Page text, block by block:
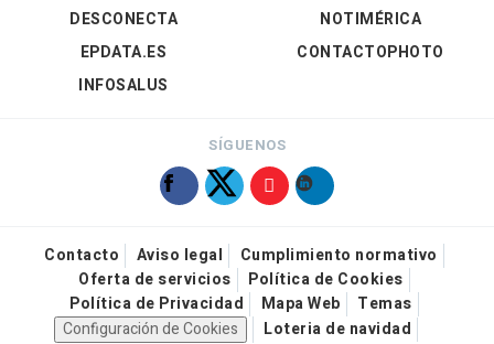
DESCONECTA
EPDATA.ES
INFOSALUS
NOTIMÉRICA
CONTACTOPHOTO
SÍGUENOS
Contacto Aviso legal
Cumplimiento normativo
Oferta de servicios
Política de Cookies
Política de Privacidad
Mapa Web
Temas
Configuración de Cookies
Loteria de navidad